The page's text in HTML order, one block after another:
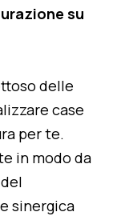
su
delle
case
per te.
in modo da
sinergica